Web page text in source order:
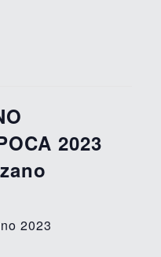
2023
2023